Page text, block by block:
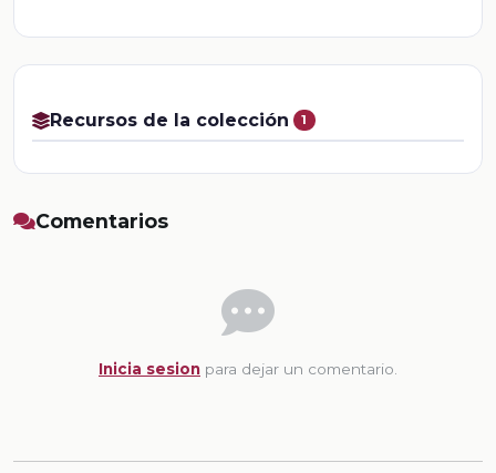
Recursos de la colección 1
Comentarios
Inicia sesion para dejar un comentario.